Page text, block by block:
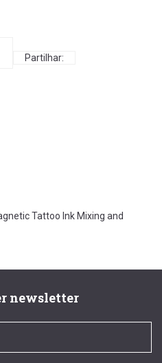
Partilhar:
Tattoo Ink Mixing and
newsletter